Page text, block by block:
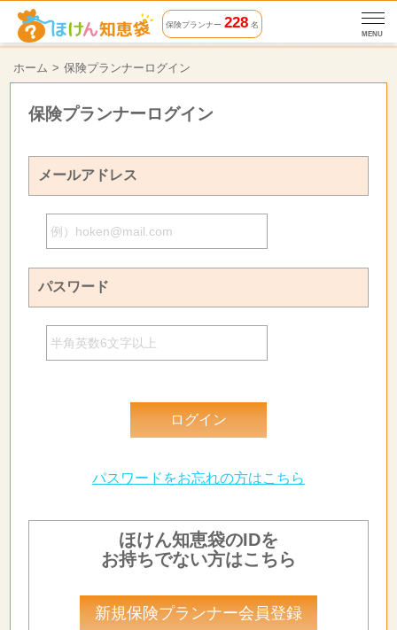
保険プランナー228 名
MENU
ホーム 保険プランナーログイン
保険プランナーログイン
メールアドレス
パスワード
パスワードをお忘れの方はこちら
ほけん知恵袋のIDを
お持ちでない方はこちら
新規保険プランナー会員登録